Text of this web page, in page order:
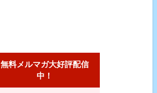
無料メルマガ大好評配信
中！